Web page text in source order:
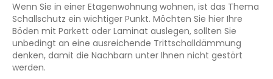
Wenn Sie in einer Etagenwohnung wohnen, ist das Thema
Schallschutz ein wichtiger Punkt. Möchten Sie hier Ihre
Böden mit Parkett oder Laminat auslegen, sollten Sie
unbedingt an eine ausreichende Trittschalldämmung
denken, damit die Nachbarn unter Ihnen nicht gestört
werden.